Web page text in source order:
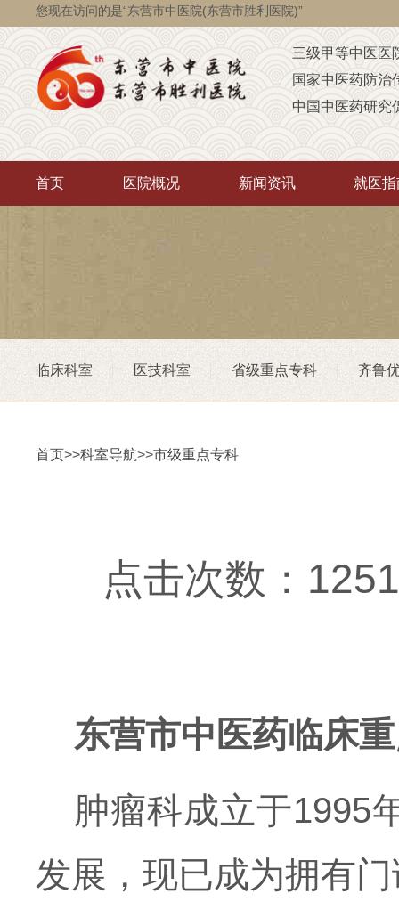
您现在访问的是“东营市中医院(东营市胜利医院)”
三级甲等中医医
国家中医药防治
中国中医药研究
省级智障儿童康
山东省AAA级定
首页 医院概况 新闻资讯 就医
临床科室 医技科室 省级重点专科 齐鲁
首页>>科室导航>>市级重点专科
点击次数：
东营市中医药临床
肿瘤科成立于1995
发展，现已成为拥有